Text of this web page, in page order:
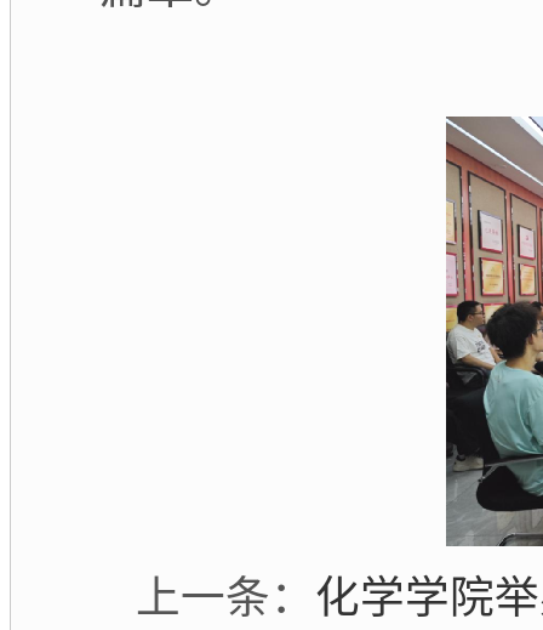
上一条： 化学学院